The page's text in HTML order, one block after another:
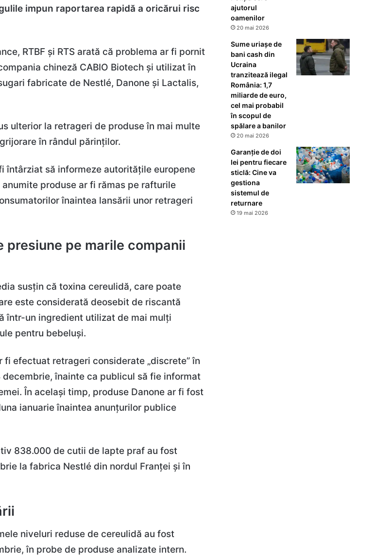
impun raportarea rapidă a oricărui risc
RTBF și RTS arată că problema ar fi pornit
chineză CABIO Biotech și utilizat în
fabricate de Nestlé, Danone și Lactalis,
ulterior la retrageri de produse în mai multe
în rândul părinților.
întârziat să informeze autoritățile europene
produse ar fi rămas pe rafturile
înaintea lansării unor retrageri
presiune pe marile companii
susțin că toxina cereulidă, care poate
este considerată deosebit de riscantă
într-un ingredient utilizat de mai mulți
pentru bebeluși.
efectuat retrageri considerate „discrete” în
înainte ca publicul să fie informat
În același timp, produse Danone ar fi fost
ianuarie înaintea anunțurilor publice
838.000 de cutii de lapte praf au fost
la fabrica Nestlé din nordul Franței și în
niveluri reduse de cereulidă au fost
în probe de produse analizate intern.
ajutorul
oamenilor
20 mai 2026
Sume uriașe de
bani cash din
Ucraina
tranzitează ilegal
România: 1,7
miliarde de euro,
cel mai probabil
în scopul de
spălare a banilor
20 mai 2026
Garanție de doi
lei pentru fiecare
sticlă: Cine va
gestiona
sistemul de
returnare
19 mai 2026